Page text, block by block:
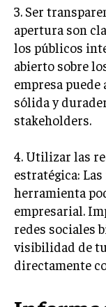
3. Ser
apertura son
los públicos
abierto sobre
empresa
sólida y
stakeholders.
4. Utilizar las
estratégica:
herramienta
empresarial.
redes sociales
visibilidad de
directamente